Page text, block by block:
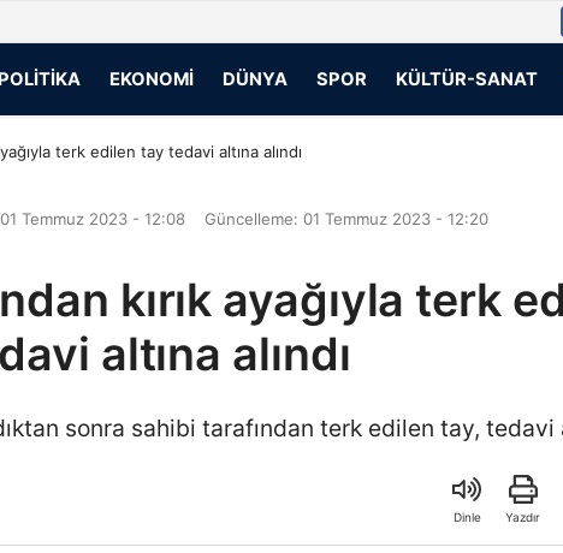
POLITIKA EKONOMI DÜNYA SPOR KÜLTÜR-SANAT
terk edilen tay tedavi altına alındı
01 Temmuz 2023 - 12:08 Güncelleme: 01 Temmuz 2023 - 12:20
kırık ayağıyla terk
altına alındı
sonra sahibi tarafından terk edilen tay, tedavi
Dinle Yazdır